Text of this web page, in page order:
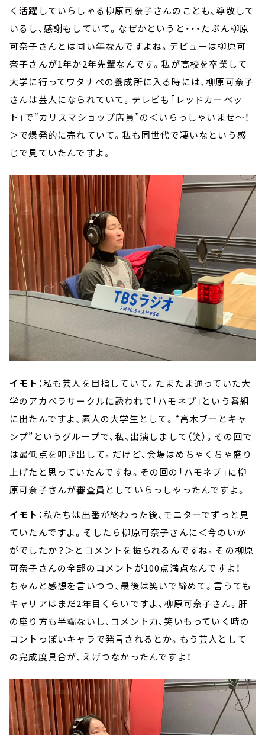
く活躍していらしゃる柳原可奈子さんのことも、尊敬して
いるし、感謝もしていて。なぜかというと・・・たぶん柳原
可奈子さんとは同い年なんですよね。デビューは柳原可
奈子さんが1年か2年先輩なんです。私が高校を卒業して
大学に行ってワタナベの養成所に入る時には、柳原可奈子
さんは芸人になられていて。テレビも「レッドカーペッ
ト」で“カリスマショップ店員”の＜いらっしゃいませ～！
＞で爆発的に売れていて。私も同世代で凄いなという感
じで見ていたんですよ。
イモト：私も芸人を目指していて。たまたま通っていた大
学のアカペラサークルに誘われて「ハモネプ」という番組
に出たんですよ、素人の大学生として。“高木ブーとキャ
ンプ”というグループで、私、出演しまして（笑）。その回で
は最低点を叩き出して。だけど、会場はめちゃくちゃ盛り
上げたと思っていたんですね。その回の「ハモネプ」に柳
原可奈子さんが審査員としていらっしゃったんですよ。
イモト：私たちは出番が終わった後、モニターでずっと見
ていたんですよ。そしたら柳原可奈子さんに＜今のいか
がでしたか？＞とコメントを振られるんですね。その柳原
可奈子さんの全部のコメントが100点満点なんですよ！
ちゃんと感想を言いつつ、最後は笑いで締めて。言うても
キャリアはまだ2年目くらいですよ、柳原可奈子さん。肝
の座り方も半端ないし、コメント力、笑いもっていく時の
コントっぽいキャラで発言されるとか。もう芸人として
の完成度具合が、えげつなかったんですよ！